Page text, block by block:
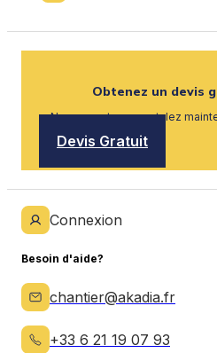
Obtenez un devis
Nous recrutons, postulez
Devis Gratuit
Connexion
Besoin d'aide?
chantier@akadia.fr
+33 6 21 19 07 93